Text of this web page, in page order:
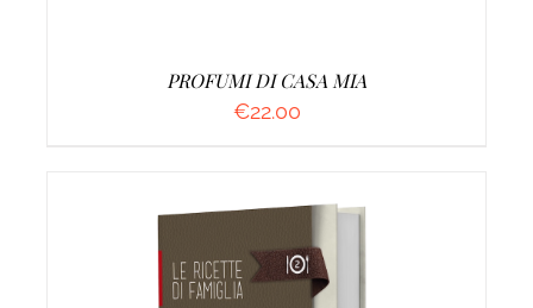
PROFUMI DI CASA MIA
€22.00